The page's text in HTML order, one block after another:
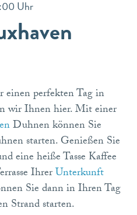
Uhr
einen perfekten Tag in
wir Ihnen hier. Mit einer
Duhnen können Sie
starten. Genießen Sie
eine heiße Tasse Kaffee
IhrerUnterkunft
Sie dann in Ihren Tag
Strand starten.